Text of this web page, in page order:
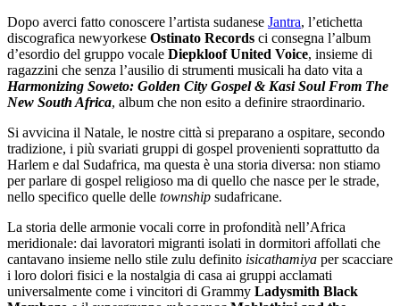
Dopo averci fatto conoscere l’artista sudanese Jantra, l’etichetta
discografica newyorkese Ostinato Records ci consegna l’album
d’esordio del gruppo vocale Diepkloof United Voice, insieme di
ragazzini che senza l’ausilio di strumenti musicali ha dato vita a
Harmonizing Soweto: Golden City Gospel & Kasi Soul From The
New South Africa, album che non esito a definire straordinario.
Si avvicina il Natale, le nostre città si preparano a ospitare, secondo
tradizione, i più svariati gruppi di gospel provenienti soprattutto da
Harlem e dal Sudafrica, ma questa è una storia diversa: non stiamo
per parlare di gospel religioso ma di quello che nasce per le strade,
nello specifico quelle delle township sudafricane.
La storia delle armonie vocali corre in profondità nell’Africa
meridionale: dai lavoratori migranti isolati in dormitori affollati che
cantavano insieme nello stile zulu definito isicathamiya per scacciare
i loro dolori fisici e la nostalgia di casa ai gruppi acclamati
universalmente come i vincitori di Grammy Ladysmith Black